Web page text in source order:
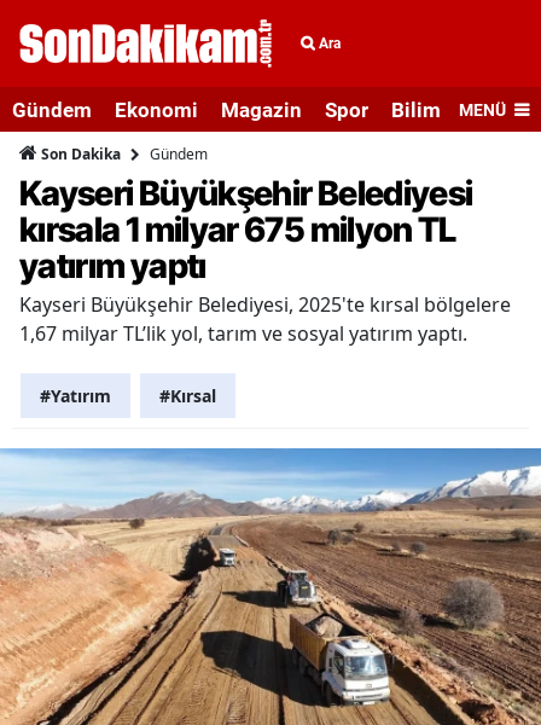
Ara
Gündem Ekonomi Magazin Spor Bilim veMENÜ
Son Dakika Gündem
Kayseri Büyükşehir Belediyesi
kırsala 1 milyar 675 milyon TL
yatırım yaptı
Kayseri Büyükşehir Belediyesi, 2025'te kırsal bölgelere
1,67 milyar TL’lik yol, tarım ve sosyal yatırım yaptı.
#Yatırım #Kırsal